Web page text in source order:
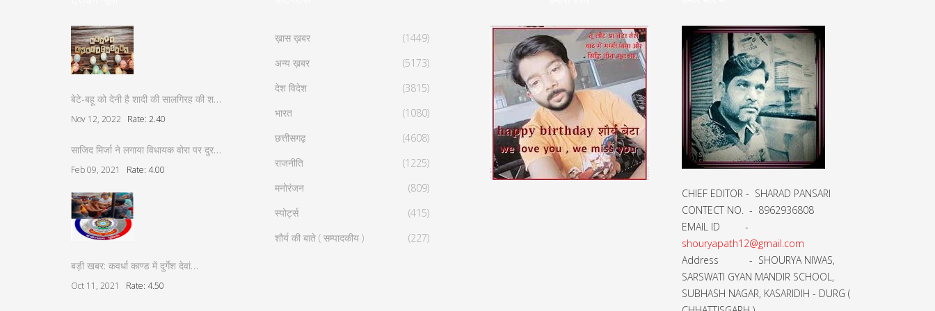
बेटे-बहू को देनी है शादी की सालगिरह की श…
Nov 12, 2022 Rate: 2.40
साजिद मिर्जा ने लगाया विधायक वोरा पर दुर…
Feb 09, 2021 Rate: 4.00
बड़ी खबर: कवर्धा काण्ड में दुर्गेश देवां…
Oct 11, 2021 Rate: 4.50
ख़ास ख़बर
(1449)
अन्य ख़बर
(5173)
देश विदेश
(3815)
भारत
(1080)
छत्तीसगढ़
(4608)
राजनीति
(1225)
मनोरंजन
(809)
स्पोर्ट्स
(415)
शौर्य की बाते ( सम्पादकीय )
(227)
CHIEF EDITOR - SHARAD PANSARI
CONTECT NO. - 8962936808
EMAIL ID -
shouryapath12@gmail.com
Address - SHOURYA NIWAS,
SARSWATI GYAN MANDIR SCHOOL,
SUBHASH NAGAR, KASARIDIH - DURG (